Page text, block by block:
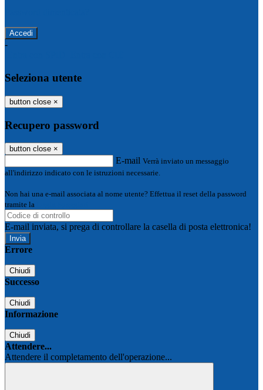
-
Seleziona utente
button close ×
Recupero password
button close ×
E-mail Verrà inviato un messaggio
all'indirizzo indicato con le istruzioni necessarie.
Non hai una e-mail associata al nome utente? Effettua il reset della password
tramite la
E-mail inviata, si prega di controllare la casella di posta elettronica!
Errore
Chiudi
Successo
Chiudi
Informazione
Chiudi
Attendere...
Attendere il completamento dell'operazione...